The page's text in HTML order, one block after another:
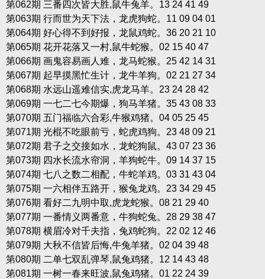
第062期 三番四次皆大胜,鼠牛兔羊。13 24 41 49
第063期 行而世为天下法，龙虎狗蛇。11 09 04 01
第064期 好心得不到好报，龙鼠鸡蛇。36 20 21 10
第065期 花开花落又一村,鼠牛蛇猴。02 15 40 47
第066期 画鬼容易画人难，龙马蛇猴。25 42 14 31
第067期 起早摸黑忙生计，龙牛羊狗。02 21 27 34
第068期 水远山遥难信实,虎龙马羊。23 24 28 42
第069期 一七二七今期爆，狗马羊猪。35 43 08 33
第070期 五门福临六合彩,牛猴鸡猪。04 05 25 45
第071期 光棍不吃眼前亏，蛇虎鸡狗。23 48 09 21
第072期 君子之交接如水，龙蛇狗鼠。43 07 23 36
第073期 四水长流水帘洞，羊狗蛇牛。09 14 37 15
第074期 七八之数二相配，牛蛇羊鸡。03 31 43 04
第075期 一六相伴五路开，猴兔龙鸡。23 34 29 45
第076期 看好二九明中取,虎龙蛇猴。08 21 29 40
第077期 一番情义两番意，牛狗蛇兔。28 29 38 47
第078期 横眉冷对千夫指，兔鸡蛇狗。22 02 12 46
第079期 大秋不信皆后悔,牛兔羊猪。02 04 39 48
第080期 二单七双乱弹琴,鼠兔鸡猪。12 14 43 48
第081期 一树一春来旺波,鼠兔鸡猪。01 22 24 39